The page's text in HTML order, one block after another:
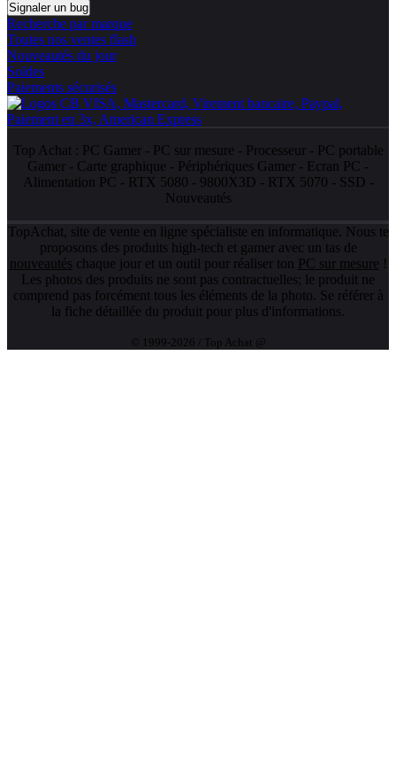
Signaler un bug
Recherche par marque
Toutes nos ventes flash
Nouveautés du jour
Soldes
Paiements sécurisés
Top Achat : PC Gamer- PC sur mesure - Processeur- PC portable
Gamer - Carte graphique - Périphériques Gamer - Ecran PC -
Alimentation PC - RTX 5080 - 9800X3D - RTX 5070 - SSD -
Nouveautés
TopAchat, site de vente en ligne spécialiste en informatique. Nous te
proposons des produits high-tech et gamer avec un tas de
nouveautés chaque jour et un outil pour réaliser ton PC sur mesure !
Les photos des produits ne sont pas contractuelles; le produit ne
comprend pas forcément tous les éléments de la photo. Se référer à
la fiche détaillée du produit pour plus d'informations.
© 1999-2026 / Top Achat @